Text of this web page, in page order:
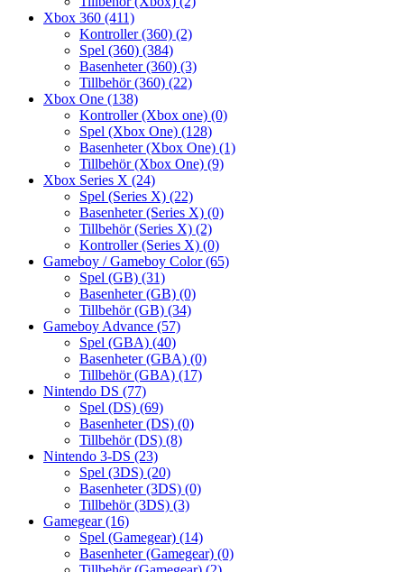
Xbox 360 (411)
Kontroller (360) (2)
Spel (360) (384)
Basenheter (360) (3)
Tillbehör (360) (22)
Xbox One (138)
Kontroller (Xbox one) (0)
Spel (Xbox One) (128)
Basenheter (Xbox One) (1)
Tillbehör (Xbox One) (9)
Xbox Series X (24)
Spel (Series X) (22)
Basenheter (Series X) (0)
Tillbehör (Series X) (2)
Kontroller (Series X) (0)
Gameboy / Gameboy Color(65)
Spel (GB) (31)
Basenheter (GB) (0)
Tillbehör (GB) (34)
Gameboy Advance (57)
Spel (GBA) (40)
Basenheter (GBA) (0)
Tillbehör (GBA) (17)
Nintendo DS (77)
Spel (DS) (69)
Basenheter (DS) (0)
Tillbehör (DS) (8)
Nintendo 3-DS (23)
Spel (3DS) (20)
Basenheter (3DS) (0)
Tillbehör (3DS) (3)
Gamegear(16)
Spel (Gamegear) (14)
Basenheter (Gamegear) (0)